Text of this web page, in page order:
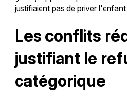
justifiaient pas de priver
Les conflits
justifiant le
catégorique